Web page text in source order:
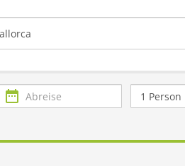
Abreise
Anzahl
Personen